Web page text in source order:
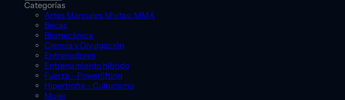
Categorías
Artes Marciales Mixtas: MMA
Becas
Biomecánica
Ciencia y Divulgación
Entrenadores
Entrenamiento híbrido
Fuerza – Powerlifting
Hipertrofia – Culturismo
Mujer